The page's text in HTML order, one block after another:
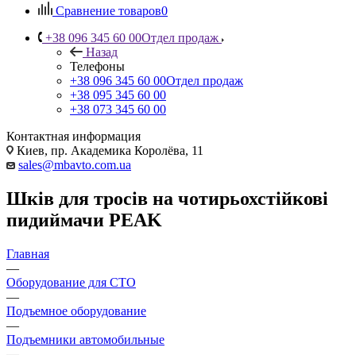
Сравнение товаров0
+38 096 345 60 00Отдел продаж
Назад
Телефоны
+38 096 345 60 00Отдел продаж
+38 095 345 60 00
+38 073 345 60 00
Контактная информация
Киев, пр. Академика Королёва, 11
sales@mbavto.com.ua
Шків для тросів на чотирьохстійкові
пидиймачи PEAK
Главная
—
Оборудование для СТО
—
Подъемное оборудование
—
Подъемники автомобильные